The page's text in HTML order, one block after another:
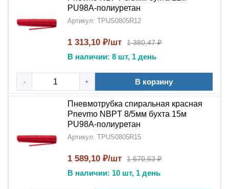
Удобство использования - не перекручивается
Универсальность для различных задач
Экономичность благодаря долгому сроку службы
это современное и надежное решение для
мобильныхпневмосистем.Полиуретановыеизделия
сочетают в себе передовые технологии и
проверенное качество, обеспечивая бесперебойную
работу оборудования в различных условиях
эксплуатации.
PU98A-полиуретан
Артикул: TPUS0805R12
1 313,10 ₽/шт 1 380,47 ₽
В наличии: 8 шт, 1 день
- + В корзину
Пневмотрубка спиральная красная
Pnevmo NBPT 8/5мм бухта 15м
PU98A-полиуретан
Артикул: TPUS0805R15
1 589,10 ₽/шт 1 670,63 ₽
В наличии: 10 шт, 1 день